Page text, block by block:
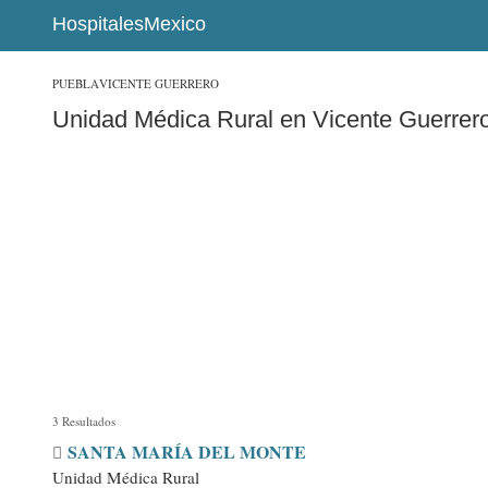
HospitalesMexico
PUEBLAVICENTE GUERRERO
Unidad Médica Rural en Vicente
3 Resultados
SANTA MARÍA DEL MONTE
Unidad Médica Rural